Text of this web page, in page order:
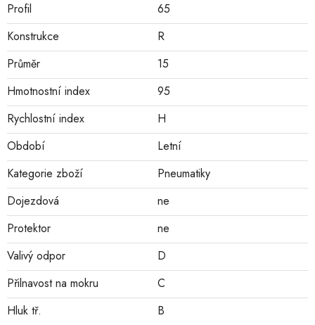
Profil
65
Konstrukce
R
Průměr
15
Hmotnostní index
95
Rychlostní index
H
Období
Letní
Kategorie zboží
Pneumatiky
Dojezdová
ne
Protektor
ne
Valivý odpor
D
Přilnavost na mokru
C
Hluk tř.
B